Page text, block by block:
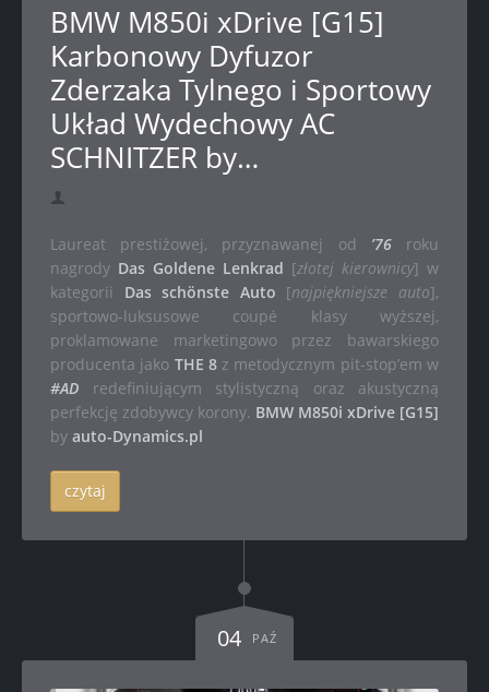
BMW M850i xDrive [G15]
Karbonowy Dyfuzor
Zderzaka Tylnego i Sportowy
Układ Wydechowy AC
SCHNITZER by…
Laureat prestiżowej, przyznawanej od ’76roku
nagrody Das Goldene Lenkrad [złotej kierownicy] w
kategorii Das schönste Auto [najpiękniejsze auto],
sportowo-luksusowe coupé klasy wyższej,
proklamowane marketingowo przez bawarskiego
producenta jako THE 8z metodycznym pit-stop’em w
#AD redefiniującym stylistyczną oraz akustyczną
perfekcję zdobywcy korony. BMW M850i xDrive [G15]
by auto-Dynamics.pl
czytaj
04 PAŹ